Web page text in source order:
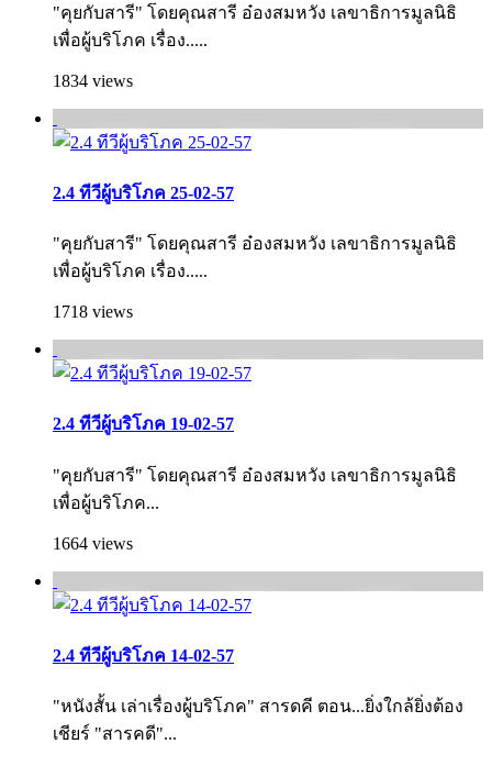
"คุยกับสารี" โดยคุณสารี อ๋องสมหวัง เลขาธิการมูลนิธิ
เพื่อผู้บริโภค เรื่อง.....
1834 views
2.4 ทีวีผู้บริโภค 25-02-57
"คุยกับสารี" โดยคุณสารี อ๋องสมหวัง เลขาธิการมูลนิธิ
เพื่อผู้บริโภค เรื่อง.....
1718 views
2.4 ทีวีผู้บริโภค 19-02-57
"คุยกับสารี" โดยคุณสารี อ๋องสมหวัง เลขาธิการมูลนิธิ
เพื่อผู้บริโภค...
1664 views
2.4 ทีวีผู้บริโภค 14-02-57
"หนังสั้น เล่าเรื่องผู้บริโภค" สารดคี ตอน...ยิ่งใกล้ยิ่งต้อง
เชียร์ "สารคดี"...